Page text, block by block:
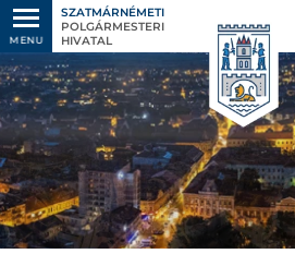
MENU
SZATMÁRNÉMETI
POLGÁRMESTERI
HIVATAL